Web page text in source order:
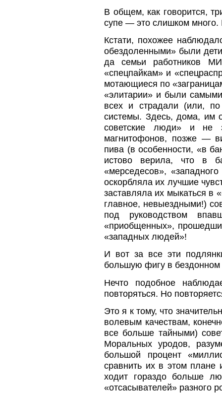
В общем, как говорится,
супе — это слишком много.
Кстати, похожее
обездоленными» были
да семьи работников
«спецпайкам» и
мотающиеся по
«элитарии» и были
всех и страдали (или, по
системы. Здесь, дома, им
советские люди» и не
магнитофонов, позже —
пива (в особенности, «в
истово верила, что в
«мерседесов»,
оскорбляла их лучшие
заставляла их мыкаться в
главное, невыездными!)
под руководством
«приобщенных»,
«западных людей»!
И вот за все эти
большую фигу в бездонном
Нечто подобное
повторяться. Но
Это я к тому, что
волевым качествам,
все больше тайными)
Моральных уродов,
большой процент
сравнить их в этом
ходит гораздо больше
«отсасывателей» разного